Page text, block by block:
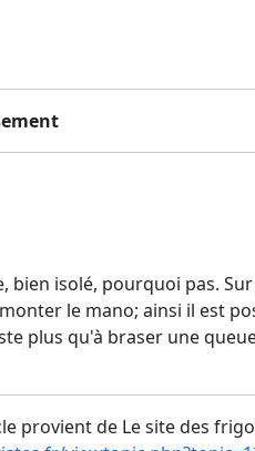
bien isolé, pourquoi pas.
le mano; ainsi il est
plus qu'à braser une
provient de Le site des